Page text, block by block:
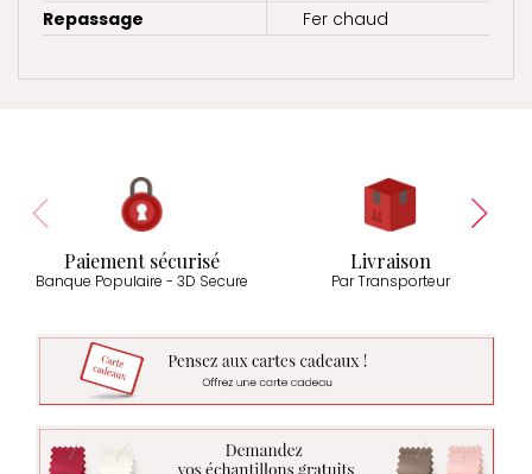
Repassage
Fer chaud
Paiement sécurisé
Banque Populaire - 3D Secure
Livraison
Par Transporteur